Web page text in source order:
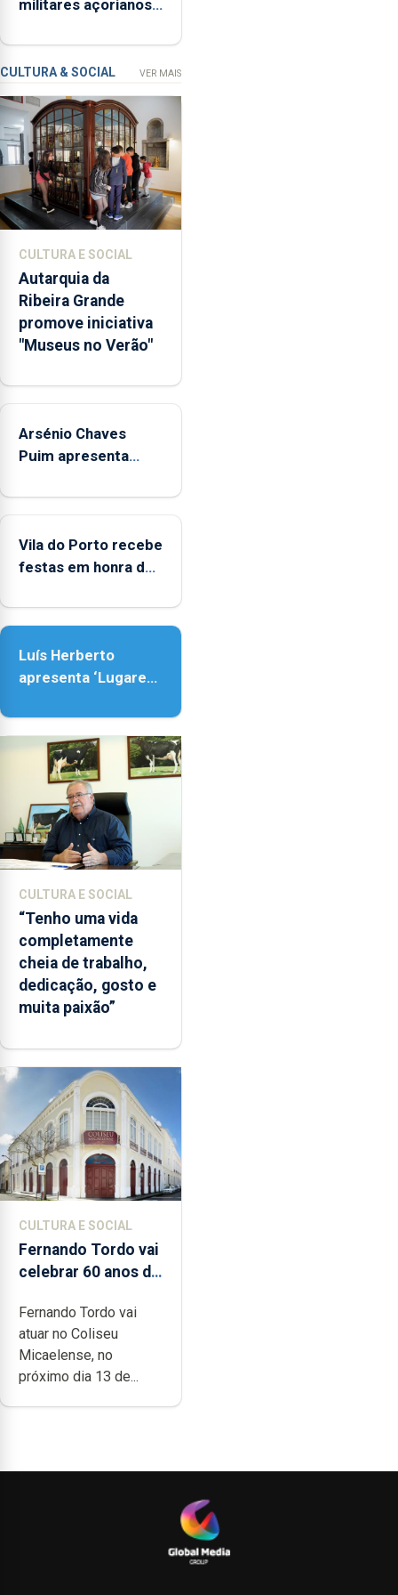
“Museus
Verão”,
que
garante
a
abertura
dos
museus
e
núcleos
integrados
na
Rede
Municipal
de
aos
durante
o
de
entre
as
e
as
18h00.
militares açorianos
missão na Roménia
CULTURA & SOCIAL VER MAIS
CULTURA E SOCIAL
Autarquia da
Ribeira Grande
promove iniciativa
"Museus no Verão"
Arsénio Chaves
Puim apresenta
de Vila do Porto
Vila do Porto recebe
festas em honra de
Assunção
Luís Herberto
apresenta ‘Lugares
CULTURA E SOCIAL
“Tenho uma vida
completamente
cheia de trabalho,
dedicação, gosto e
muita paixão”
CULTURA E SOCIAL
Fernando Tordo vai
celebrar 60 anos de
Micaelense
Fernando Tordo vai
atuar no Coliseu
Micaelense, no
próximo dia 13 de...